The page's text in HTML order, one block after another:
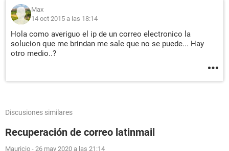
Max
14 oct 2015 a las 18:14
Hola como averiguo el ip de un correo electronico la
solucion que me brindan me sale que no se puede... Hay
otro medio..?
Discusiones similares
Recuperación de correo latinmail
Mauricio - 26 may 2020 a las 21:14